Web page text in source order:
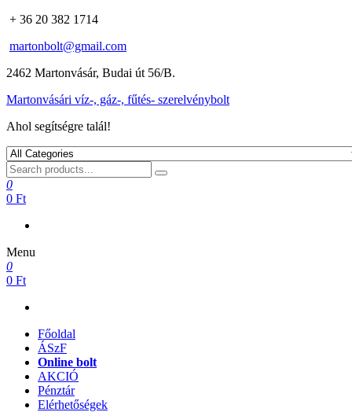
+ 36 20 382 1714
martonbolt@gmail.com
2462 Martonvásár, Budai út 56/B.
Martonvásári víz-, gáz-, fűtés- szerelvénybolt
Ahol segítségre talál!
0
0 Ft
Menu
0
0 Ft
Főoldal
ÁSzF
Online bolt
AKCIÓ
Pénztár
Elérhetőségek